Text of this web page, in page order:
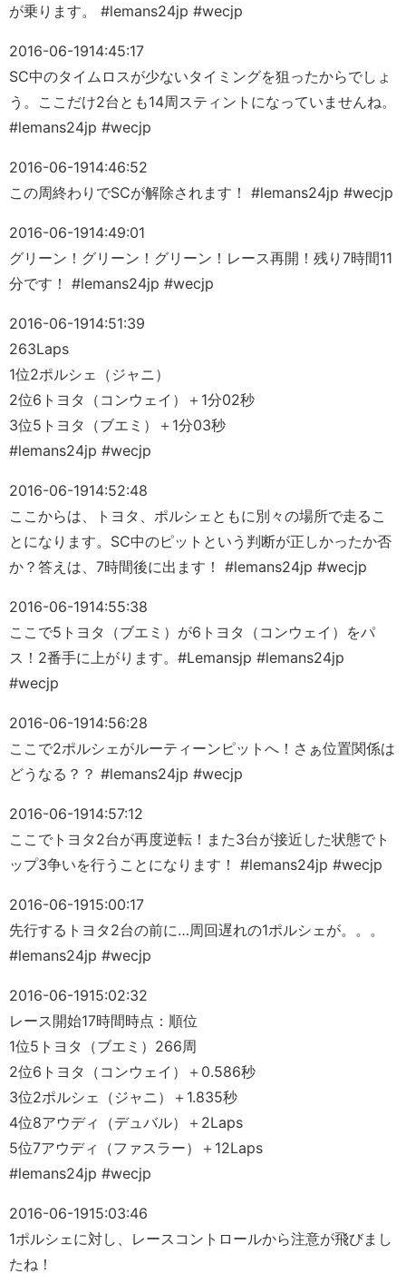
が乗ります。 #lemans24jp #wecjp
2016-06-1914:45:17
SC中のタイムロスが少ないタイミングを狙ったからでしょ
う。ここだけ2台とも14周スティントになっていませんね。
#lemans24jp #wecjp
2016-06-1914:46:52
この周終わりでSCが解除されます！ #lemans24jp #wecjp
2016-06-1914:49:01
グリーン！グリーン！グリーン！レース再開！残り7時間11
分です！ #lemans24jp #wecjp
2016-06-1914:51:39
263Laps
1位2ポルシェ（ジャニ）
2位6トヨタ（コンウェイ）＋1分02秒
3位5トヨタ（ブエミ）＋1分03秒
#lemans24jp #wecjp
2016-06-1914:52:48
ここからは、トヨタ、ポルシェともに別々の場所で走るこ
とになります。SC中のピットという判断が正しかったか否
か？答えは、7時間後に出ます！ #lemans24jp #wecjp
2016-06-1914:55:38
ここで5トヨタ（ブエミ）が6トヨタ（コンウェイ）をパ
ス！2番手に上がります。#Lemansjp #lemans24jp
#wecjp
2016-06-1914:56:28
ここで2ポルシェがルーティーンピットへ！さぁ位置関係は
どうなる？？ #lemans24jp #wecjp
2016-06-1914:57:12
ここでトヨタ2台が再度逆転！また3台が接近した状態でト
ップ3争いを行うことになります！ #lemans24jp #wecjp
2016-06-1915:00:17
先行するトヨタ2台の前に…周回遅れの1ポルシェが。。。
#lemans24jp #wecjp
2016-06-1915:02:32
レース開始17時間時点：順位
1位5トヨタ（ブエミ）266周
2位6トヨタ（コンウェイ）＋0.586秒
3位2ポルシェ（ジャニ）＋1.835秒
4位8アウディ（デュバル）＋2Laps
5位7アウディ（ファスラー）＋12Laps
#lemans24jp #wecjp
2016-06-1915:03:46
1ポルシェに対し、レースコントロールから注意が飛びまし
たね！